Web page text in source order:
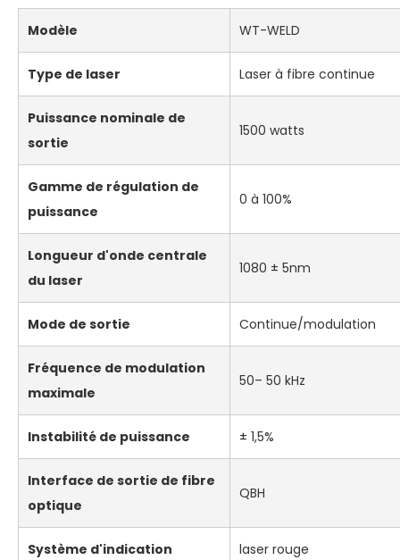
Modèle WT-WELD
Type de laser Laser à fibre continue
Puissance nominale de
sortie
1500 watts
Gamme de régulation de
puissance
0 à 100%
Longueur d'onde centrale
du laser
1080 ± 5nm
Mode de sortie Continue/modulation
Fréquence de modulation
maximale
50– 50 kHz
Instabilité de puissance ± 1,5%
Interface de sortie de fibre
optique
QBH
Système d'indication laser rouge